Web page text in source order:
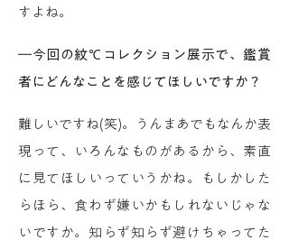
すよね。
―今回の紋℃コレクション展示で、鑑賞
者にどんなことを感じてほしいですか？
難しいですね(笑)。うんまあでもなんか表
現って、いろんなものがあるから、素直
に見てほしいっていうかね。もしかした
らほら、食わず嫌いかもしれないじゃな
いですか。知らず知らず避けちゃってた